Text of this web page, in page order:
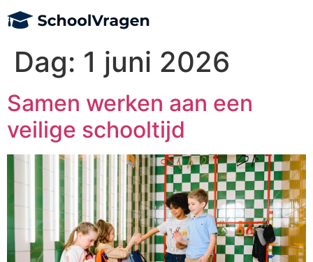
Dag: 1 juni 2026
Samen werken aan een
veilige schooltijd